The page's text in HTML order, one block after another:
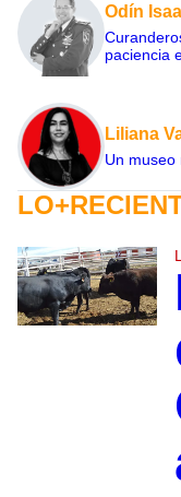
Odín
paciencia
Liliana
Un museo